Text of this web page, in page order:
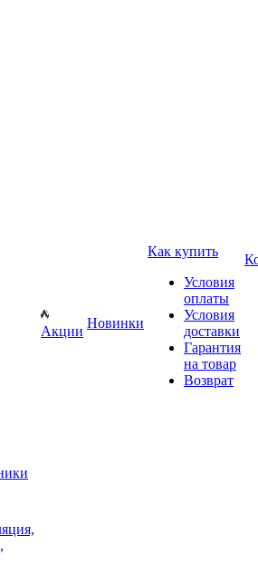
Акции
Новинки
Как купить
Условия
оплаты
Условия
доставки
Гарантия
на товар
Возврат